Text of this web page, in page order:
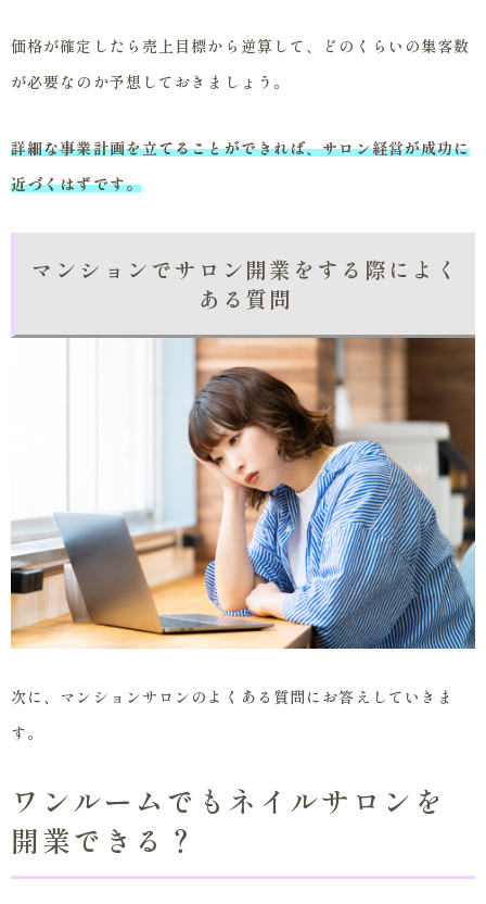
価格が確定したら売上目標から逆算して、どのくらいの集客数
が必要なのか予想しておきましょう。
詳細な事業計画を立てることができれば、サロン経営が成功に
近づくはずです。
マンションでサロン開業をする際によく
ある質問
次に、マンションサロンのよくある質問にお答えしていきま
す。
ワンルームでもネイルサロンを
開業できる？